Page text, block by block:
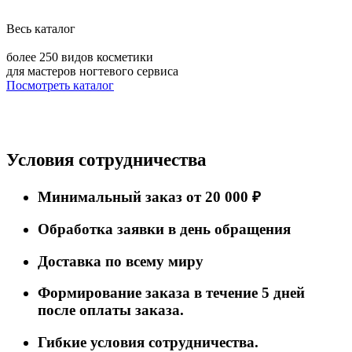
Весь каталог
более 250 видов косметики
для мастеров ногтевого сервиса
Посмотреть каталог
Условия сотрудничества
Минимальный заказ от 20 000 ₽
Обработка заявки в день обращения
Доставка по всему миру
Формирование заказа в течение 5 дней
после оплаты заказа.
Гибкие условия сотрудничества.